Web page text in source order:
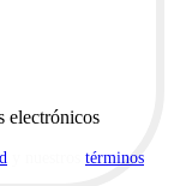
electrónicos
términos